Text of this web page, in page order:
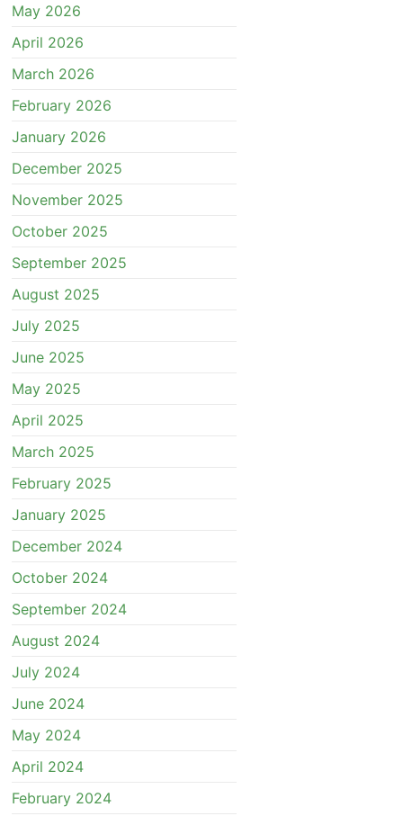
May 2026
April 2026
March 2026
February 2026
January 2026
December 2025
November 2025
October 2025
September 2025
August 2025
July 2025
June 2025
May 2025
April 2025
March 2025
February 2025
January 2025
December 2024
October 2024
September 2024
August 2024
July 2024
June 2024
May 2024
April 2024
February 2024